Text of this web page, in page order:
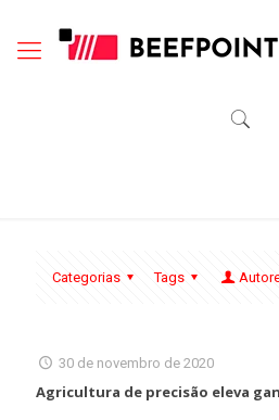
Categorias Tags
30 de novembro de 2020
Agricultura de precisão eleva